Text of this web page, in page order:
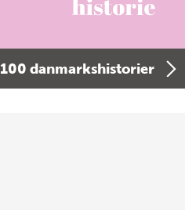
100 danmarkshistorier